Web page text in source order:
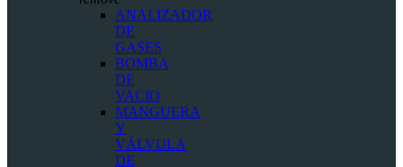
ANALIZADOR
DE
GASES
BOMBA
DE
VACIO
MANGUERA
Y
VÁLVULA
DE